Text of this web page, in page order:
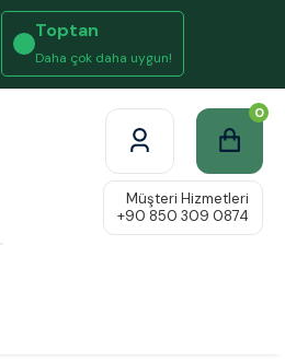
Toptan
Daha çok daha uygun!
0